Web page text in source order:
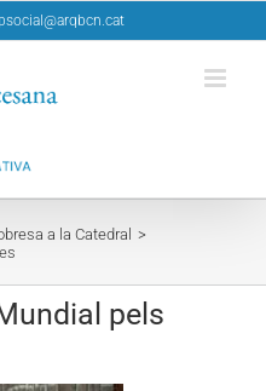
psocial@arqbcn.cat
a la Catedral
pels